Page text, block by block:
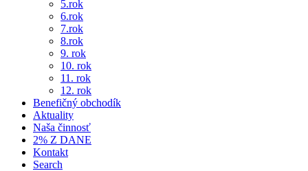
5.rok
6.rok
7.rok
8.rok
9. rok
10. rok
11. rok
12. rok
Benefičný obchodík
Aktuality
Naša činnosť
2% Z DANE
Kontakt
Search